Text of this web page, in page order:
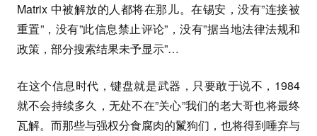
Matrix 中被解放的人都将在那儿。在锡安，没有”连接被
重置”，没有”此信息禁止评论”，没有”据当地法律法规和
政策，部分搜索结果未予显示”…
在这个信息时代，键盘就是武器，只要敢于说不，1984
就不会持续多久，无处不在”关心”我们的老大哥也将最终
瓦解。而那些与强权分食腐肉的鬣狗们，也将得到唾弃与